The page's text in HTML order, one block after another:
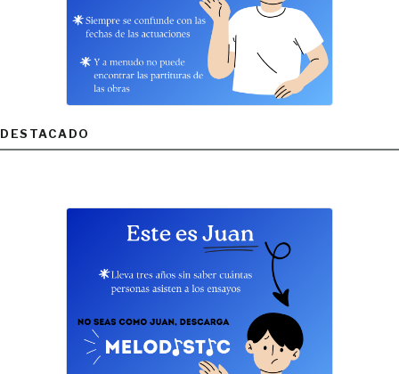
DESTACADO